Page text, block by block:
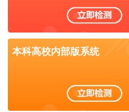
本科高校内部版系统